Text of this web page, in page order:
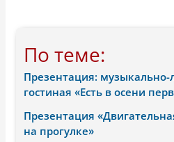
По теме:
Презентация: музыкально-
гостиная «Есть в осени
Презентация
на прогулке»